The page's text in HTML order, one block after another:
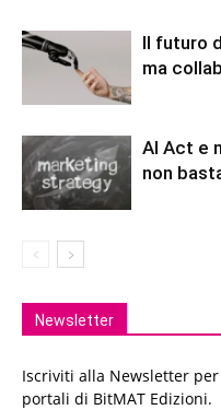
Il futuro
ma
AI Act e
non
Newsletter
Iscriviti alla Newsletter
portali di BitMAT Edizioni.